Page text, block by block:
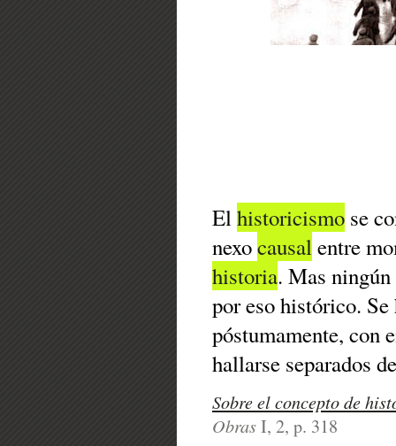
Elhistoricismo se
nexocausalentre
historia. Mas ningún
por eso histórico.
póstumamente, con
hallarse separados
Sobre el concepto de
ObrasI, 2, p. 318